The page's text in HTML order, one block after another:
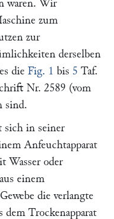
waren. Wir
zum
zur
derselben
die Fig. 1 bis 5 Taf.
Nr. 2589 (vom
sind.
sich in seiner
Anfeuchtapparat
Wasser oder
einem
die verlangte
dem Trockenapparat